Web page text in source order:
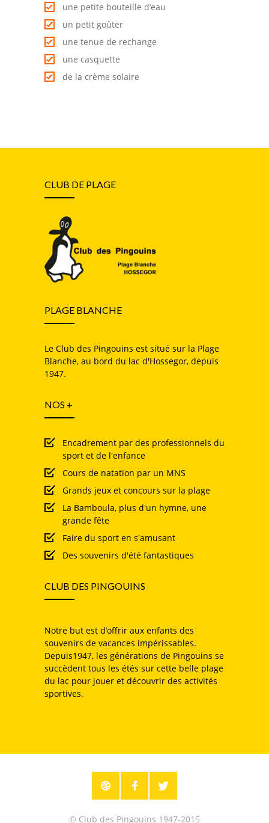
une petite bouteille d’eau
un petit goûter
une tenue de rechange
une casquette
de la crème solaire
CLUB DE PLAGE
PLAGE BLANCHE
Le Club des Pingouins est situé sur la Plage
Blanche, au bord du lac d'Hossegor, depuis
1947.
NOS +
Encadrement par des professionnels du
sport et de l'enfance
Cours de natation par un MNS
Grands jeux et concours sur la plage
La Bamboula, plus d'un hymne, une
grande fête
Faire du sport en s'amusant
Des souvenirs d'été fantastiques
CLUB DES PINGOUINS
Notre but est d’offrir aux enfants des
souvenirs de vacances impérissables.
Depuis1947, les générations de Pingouins se
succèdent tous les étés sur cette belle plage
du lac pour jouer et découvrir des activités
sportives.
© Club des Pingouins 1947-2015